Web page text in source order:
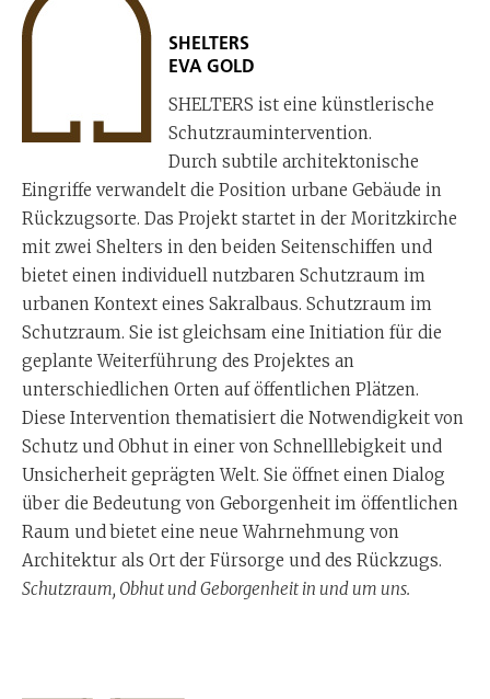
SHELTERS
EVA GOLD
SHELTERS ist eine künstlerische
Schutzraumintervention.
Durch subtile architektonische
Eingriffe verwandelt die Position urbane Gebäude in
Rückzugsorte. Das Projekt startet in der Moritzkirche
mit zwei Shelters in den beiden Seitenschiffen und
bietet einen individuell nutzbaren Schutzraum im
urbanen Kontext eines Sakralbaus. Schutzraum im
Schutzraum. Sie ist gleichsam eine Initiation für die
geplante Weiterführung des Projektes an
unterschiedlichen Orten auf öffentlichen Plätzen.
Diese Intervention thematisiert die Notwendigkeit von
Schutz und Obhut in einer von Schnelllebigkeit und
Unsicherheit geprägten Welt. Sie öffnet einen Dialog
über die Bedeutung von Geborgenheit im öffentlichen
Raum und bietet eine neue Wahrnehmung von
Architektur als Ort der Fürsorge und des Rückzugs.
Schutzraum, Obhut und Geborgenheit in und um uns.